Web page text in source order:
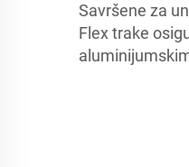
Savršene za
Flex trake